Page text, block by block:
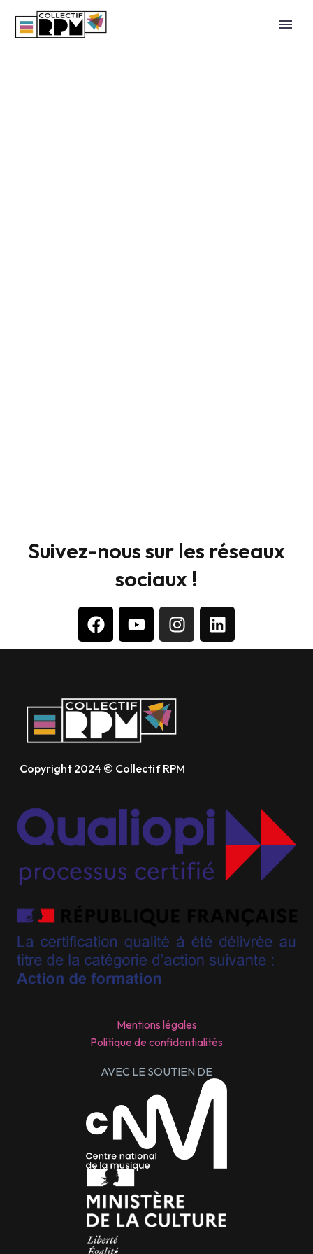
Suivez-nous sur les réseaux
sociaux !
Copyright 2024 © Collectif RPM
Mentions légales
Politique de confidentialités
AVEC LE SOUTIEN DE